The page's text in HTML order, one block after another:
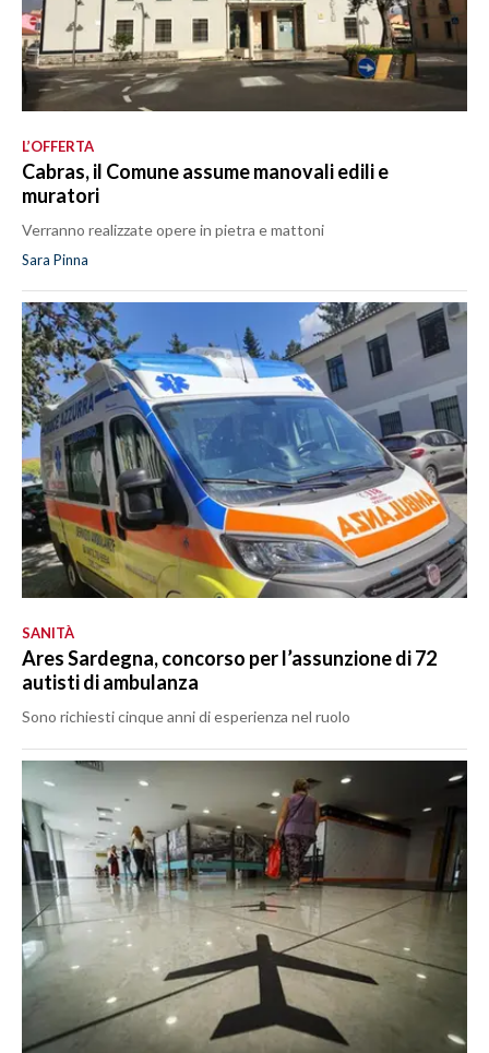
L’OFFERTA
Cabras, il Comune assume manovali edili e
muratori
Verranno realizzate opere in pietra e mattoni
Sara Pinna
SANITÀ
Ares Sardegna, concorso per l’assunzione di 72
autisti di ambulanza
Sono richiesti cinque anni di esperienza nel ruolo